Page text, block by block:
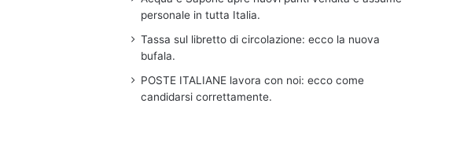
personale in tutta Italia.
Tassa sul libretto di circolazione: ecco la nuova
bufala.
POSTE ITALIANE lavora con noi: ecco come
candidarsi correttamente.